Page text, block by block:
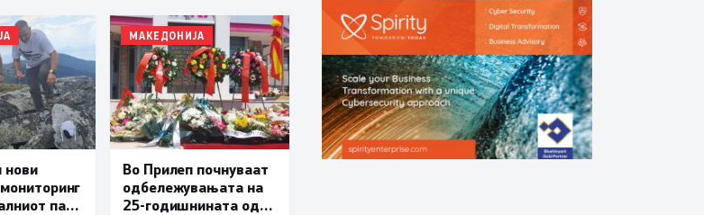
нови
парк
МАКЕДОНИЈА
Во Прилеп почнуваат
одбележувањата на
25-годишнината од